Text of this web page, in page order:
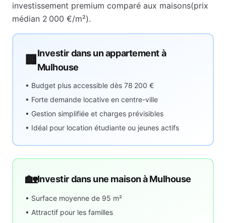
investissement premium comparé aux maisons(prix
médian 2 000 €/m²).
🏢 Investir dans un appartement à
Mulhouse
• Budget plus accessible dès 78 200 €
• Forte demande locative en centre-ville
• Gestion simplifiée et charges prévisibles
• Idéal pour location étudiante ou jeunes actifs
🏡Investir dans une maison àMulhouse
• Surface moyenne de 95 m²
• Attractif pour les familles